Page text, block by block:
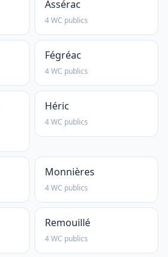
Assérac
4 WC publics
Fégréac
4 WC publics
Héric
4 WC publics
Monnières
4 WC publics
Remouillé
4 WC publics